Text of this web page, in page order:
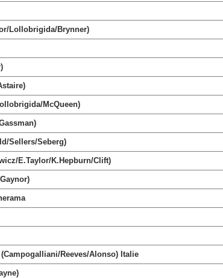
Lollobrigida/Brynner)
McQueen)
Sellers/Seberg)
E.Taylor/K.Hepburn/Clift)
Reeves/Alonso) Italie